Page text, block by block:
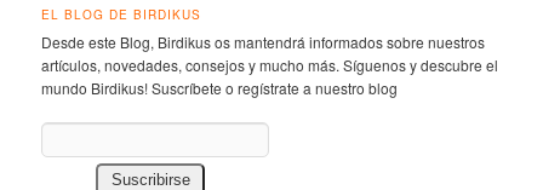
EL BLOG DE BIRDIKUS
Desde este Blog, Birdikus os mantendrá informados sobre nuestros
artículos, novedades, consejos y mucho más. Síguenos y descubre el
mundo Birdikus! Suscríbete o regístrate a nuestro blog